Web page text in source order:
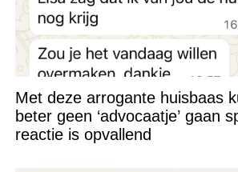
Met deze arrogante huisbaas
beter geen ‘advocaatje’ gaan
reactie is opvallend